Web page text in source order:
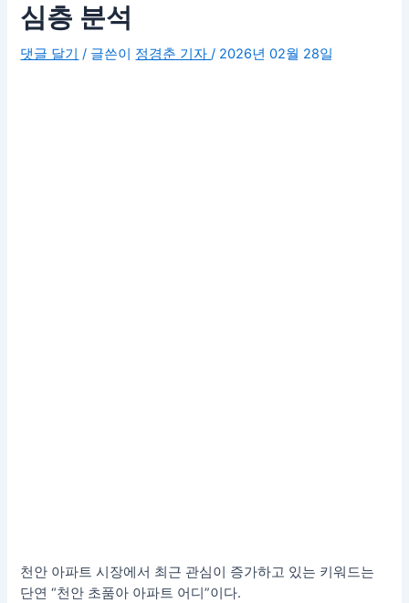
심층 분석
댓글 달기 / 글쓴이 정경춘 기자/ 2026년 02월 28일
천안 아파트 시장에서 최근 관심이 증가하고 있는 키워드는
단연 “천안 초품아 아파트 어디”이다.